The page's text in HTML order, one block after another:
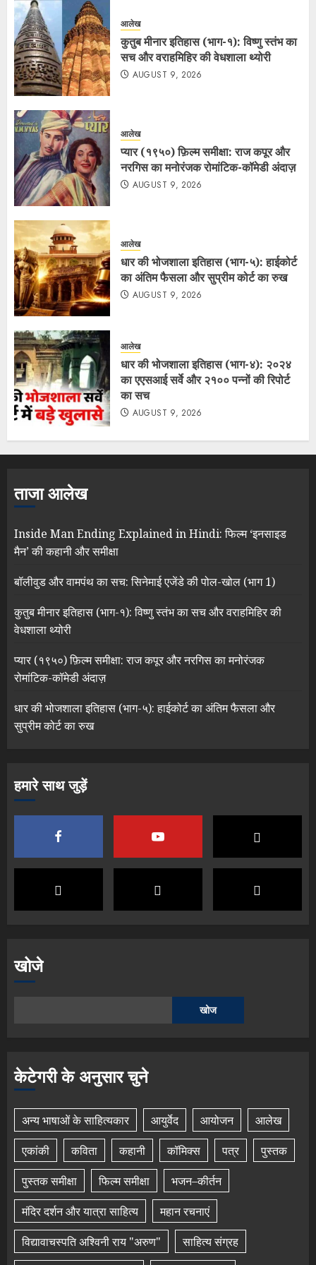
आलेख
कुतुब मीनार इतिहास (भाग-१): विष्णु स्तंभ का
सच और वराहमिहिर की वेधशाला थ्योरी
AUGUST 9, 2026
आलेख
प्यार (१९५०) फ़िल्म समीक्षा: राज कपूर और
नरगिस का मनोरंजक रोमांटिक-कॉमेडी अंदाज़
AUGUST 9, 2026
आलेख
धार की भोजशाला इतिहास (भाग-५): हाईकोर्ट
का अंतिम फैसला और सुप्रीम कोर्ट का रुख
AUGUST 9, 2026
आलेख
धार की भोजशाला इतिहास (भाग-४): २०२४
का एएसआई सर्वे और २१०० पन्नों की रिपोर्ट
का सच
AUGUST 9, 2026
ताजा आलेख
Inside Man Ending Explained in Hindi: फिल्म ‘इनसाइड
मैन’ की कहानी और समीक्षा
बॉलीवुड और वामपंथ का सच: सिनेमाई एजेंडे की पोल-खोल (भाग 1)
कुतुब मीनार इतिहास (भाग-१): विष्णु स्तंभ का सच और वराहमिहिर की
वेधशाला थ्योरी
प्यार (१९५०) फ़िल्म समीक्षा: राज कपूर और नरगिस का मनोरंजक
रोमांटिक-कॉमेडी अंदाज़
धार की भोजशाला इतिहास (भाग-५): हाईकोर्ट का अंतिम फैसला और
सुप्रीम कोर्ट का रुख
हमारे साथ जुड़ें
खोजे
खोज
केटेगरी के अनुसार चुने
अन्य भाषाओं के साहित्यकार आयुर्वेद आयोजन
आलेख
एकांकी
कविता कहानी कॉमिक्स पत्र
पुस्तक
पुस्तक समीक्षा
फिल्म समीक्षा
भजन–कीर्तन
मंदिर दर्शन और यात्रा साहित्य
महान रचनाएं
विद्यावाचस्पति अश्विनी राय "अरुण"
साहित्य संग्रह